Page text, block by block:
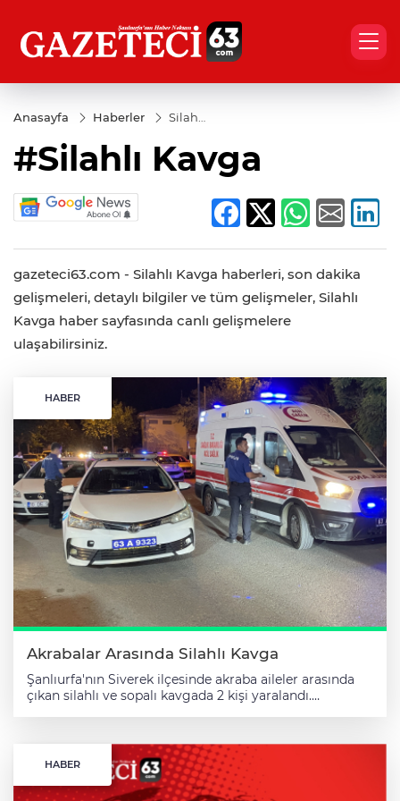
Anasayfa Haberler
Silahlı
#Silahlı Kavga
gazeteci63.com - Silahlı Kavga haberleri, son dakika
gelişmeleri, detaylı bilgiler ve tüm gelişmeler, Silahlı
Kavga haber sayfasında canlı gelişmelere
ulaşabilirsiniz.
HABER
Akrabalar Arasında Silahlı Kavga
Şanlıurfa'nın Siverek ilçesinde akraba aileler arasında
çıkan silahlı ve sopalı kavgada 2 kişi yaralandı.
dönüştü. Kavgada 2 kişi yaralandı. Mahalle sakinlerinin
ihbarı üzerine bölgeye sağlık ve polis ekipleri sevk
yaralılardan hayati tehlikesi bulunan 1 kişi Şanlıurfa'ya
HABER